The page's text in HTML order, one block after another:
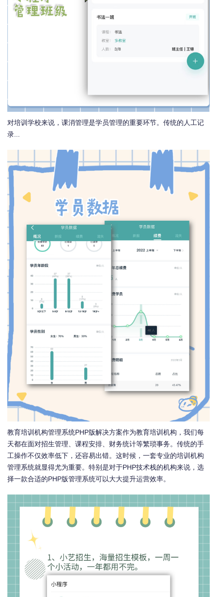
对培训学校来说，课消管理是学员管理的重要环节。传统的人工记
录...
教育培训机构管理系统PHP版解决方案作为教育培训机构，我们每
天都在面对招生管理、课程安排、财务统计等繁琐事务。传统的手
工操作不仅效率低下，还容易出错。这时候，一套专业的培训机构
管理系统就显得尤为重要。特别是对于PHP技术栈的机构来说，选
择一款合适的PHP版管理系统可以大大提升运营效率。